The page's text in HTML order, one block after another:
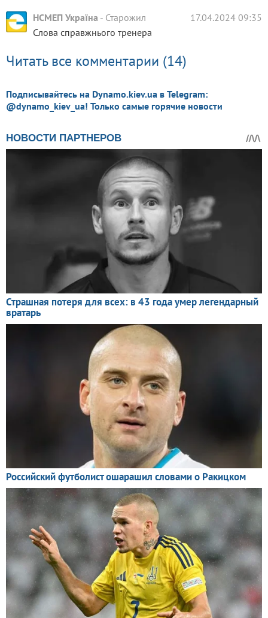
НСМЕП Україна - Старожил
17.04.2024 09:35
Слова справжнього тренера
Читать все комментарии (14)
Подписывайтесь на Dynamo.kiev.ua в Telegram:
@dynamo_kiev_ua! Только самые горячие новости